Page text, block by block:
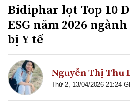
Bidiphar lọt Top 10
ESG năm 2026
bị Y tế
Nguyễn Thị Thu
Thứ 2, 13/04/2026 21:24